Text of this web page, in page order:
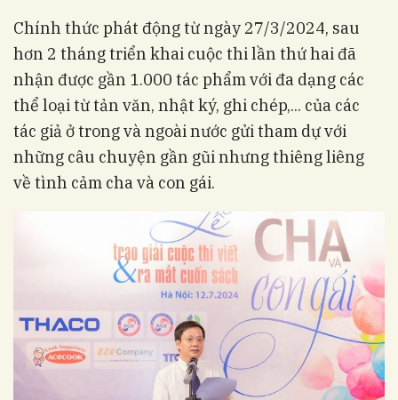
Chính thức phát động từ ngày 27/3/2024, sau
hơn 2 tháng triển khai cuộc thi lần thứ hai đã
nhận được gần 1.000 tác phẩm với đa dạng các
thể loại từ tản văn, nhật ký, ghi chép,... của các
tác giả ở trong và ngoài nước gửi tham dự với
những câu chuyện gần gũi nhưng thiêng liêng
về tình cảm cha và con gái.